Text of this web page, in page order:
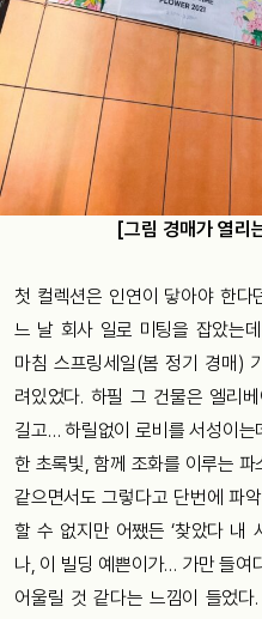
[그림 경매가 열리
첫 컬렉션은 인연이 닿아야 한다
느 날 회사 일로 미팅을 잡았는
마침 스프링세일(봄 정기 경매)
려있었다. 하필 그 건물은 엘리
길고… 하릴없이 로비를 서성이
한 초록빛, 함께 조화를 이루는
같으면서도 그렇다고 단번에 파
할 수 없지만 어쨌든 ‘찾았다 내
나, 이 빌딩 예쁜이가… 가만 들여
어울릴 것 같다는 느낌이 들었